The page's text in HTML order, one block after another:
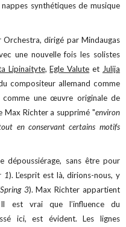
synthétiques de musique
Orchestra, dirigé par Mindaugas
une nouvelle fois les solistes
Lipinaityte,Egle Valute et Julija
compositeur allemand comme
une œuvre originale de
Max Richter a supprimé "environ
en conservant certains motifs
dépoussiérage, sans être pour
1). L’esprit est là, dirions-nous, y
3). Max Richter appartient
est vrai que l’influence du
ici, est évident. Les lignes